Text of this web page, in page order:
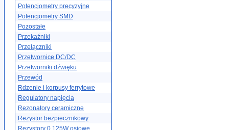
Potencjometry precyzyjne
Potencjometry SMD
Pozostałe
Przekaźniki
Przełączniki
Przetwornice DC/DC
Przetworniki dźwięku
Przewód
Rdzenie i korpusy ferrytowe
Regulatory napięcia
Rezonatory ceramiczne
Rezystor bezpiecznikowy
Rezystory 0.125W osiowe